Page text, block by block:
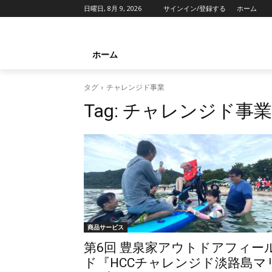
日曜日, 8月 9, 2026 サインイン/登録する ホーム
ホーム
タグ チャレンジド事業
Tag: チャレンジド事業
商品サービス
第6回 豊泉家アウトドアフィー
ド『HCCチャレンジド淡路島マ